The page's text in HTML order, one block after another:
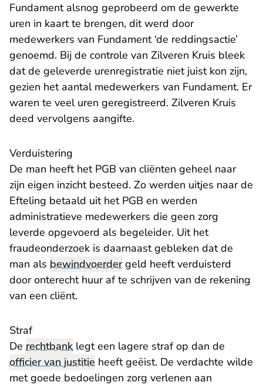
Fundament alsnog geprobeerd om de gewerkte
uren in kaart te brengen, dit werd door
medewerkers van Fundament ‘de reddingsactie’
genoemd. Bij de controle van Zilveren Kruis bleek
dat de geleverde urenregistratie niet juist kon zijn,
gezien het aantal medewerkers van Fundament. Er
waren te veel uren geregistreerd. Zilveren Kruis
deed vervolgens aangifte.
Verduistering
De man heeft het PGB van cliënten geheel naar
zijn eigen inzicht besteed. Zo werden uitjes naar de
Efteling betaald uit het PGB en werden
administratieve medewerkers die geen zorg
leverde opgevoerd als begeleider. Uit het
fraudeonderzoek is daarnaast gebleken dat de
man als bewindvoerdergeld heeft verduisterd
door onterecht huur af te schrijven van de rekening
van een cliënt.
Straf
De rechtbank legt een lagere straf op dan de
officier van justitie heeft geëist. De verdachte wilde
met goede bedoelingen zorg verlenen aan